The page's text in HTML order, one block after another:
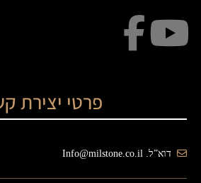
פרטי יצירת
דוא”ל. Info@milstone.co.il